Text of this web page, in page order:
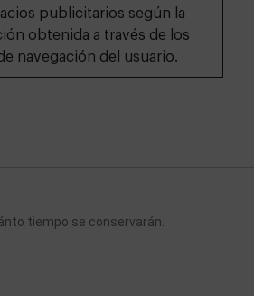
publicitarios según la
obtenida a través de los
navegación del usuario.
tiempo se conservarán.